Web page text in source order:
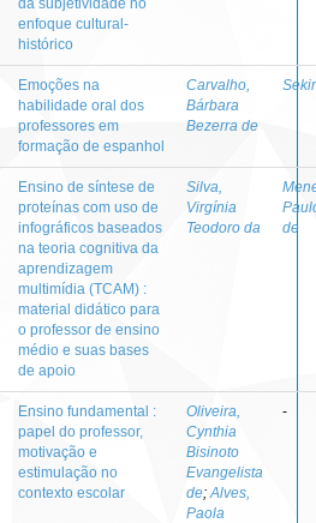
enfoque cultural-
histórico
Emoções na
habilidade oral dos
professores em
formação de espanhol
Carvalho,
Bárbara
Bezerra de
Ensino de síntese de
proteínas com uso de
infográficos baseados
na teoria cognitiva da
aprendizagem
multimídia (TCAM) :
material didático para
o professor de ensino
médio e suas bases
de apoio
Silva,
Virgínia
Teodoro da
de
Ensino fundamental :
papel do professor,
motivação e
estimulação no
contexto escolar
Oliveira,
Cynthia
Bisinoto
Evangelista
de; Alves,
Paola
-